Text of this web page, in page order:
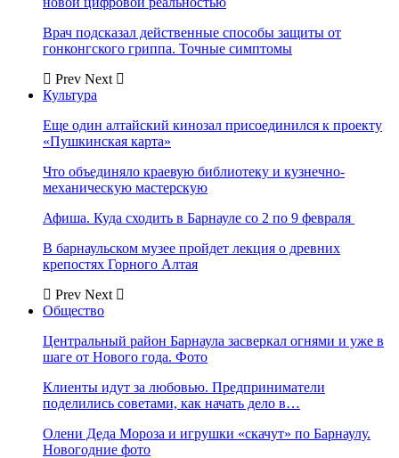
Врач подсказал действенные способы защиты от
гонконгского гриппа. Точные симптомы
Prev Next
Культура
Еще один алтайский кинозал присоединился к проекту
«Пушкинская карта»
Что объединяло краевую библиотеку и кузнечно-
механическую мастерскую
Афиша. Куда сходить в Барнауле со 2 по 9 февраля
В барнаульском музее пройдет лекция о древних
крепостях Горного Алтая
Prev Next
Общество
Центральный район Барнаула засверкал огнями и уже в
шаге от Нового года. Фото
Клиенты идут за любовью. Предприниматели
поделились советами, как начать дело в…
Олени Деда Мороза и игрушки «скачут» по Барнаулу.
Новогодние фото